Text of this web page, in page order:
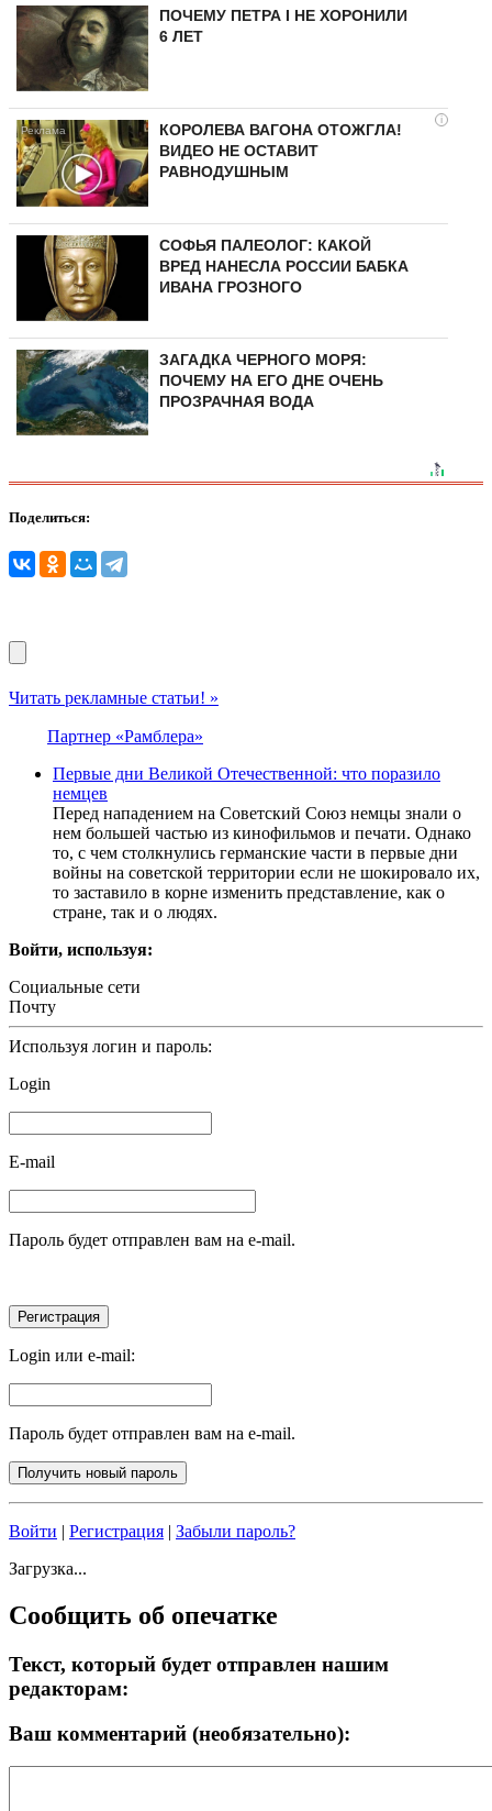
ПОЧЕМУ ПЕТРА I НЕ ХОРОНИЛИ
6 ЛЕТ
i
КОРОЛЕВА ВАГОНА ОТОЖГЛА!
ВИДЕО НЕ ОСТАВИТ
РАВНОДУШНЫМ
СОФЬЯ ПАЛЕОЛОГ: КАКОЙ
ВРЕД НАНЕСЛА РОССИИ БАБКА
ИВАНА ГРОЗНОГО
ЗАГАДКА ЧЕРНОГО МОРЯ:
ПОЧЕМУ НА ЕГО ДНЕ ОЧЕНЬ
ПРОЗРАЧНАЯ ВОДА
Поделиться:
Читать рекламные статьи! »
Партнер «Рамблера»
Первые дни Великой Отечественной: что поразило
немцев
Перед нападением на Советский Союз немцы знали о
нем большей частью из кинофильмов и печати. Однако
то, с чем столкнулись германские части в первые дни
войны на советской территории если не шокировало их,
то заставило в корне изменить представление, как о
стране, так и о людях.
Войти, используя:
Социальные сети
Почту
Используя логин и пароль:
Login
E-mail
Пароль будет отправлен вам на e-mail.
Login или e-mail:
Пароль будет отправлен вам на e-mail.
Войти | Регистрация | Забыли пароль?
Загрузка...
Сообщить об опечатке
Текст, который будет отправлен нашим
редакторам:
Ваш комментарий (необязательно):